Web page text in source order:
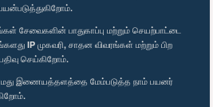
சேவைகளின் பாதுகாப்பு மற்றும் செயற்பாட்டை
IP முகவரி, சாதன விவரங்கள் மற்றும் பிற
செய்கிறோம்.
இணையத்தளத்தை மேம்படுத்த நாம் பயனர்